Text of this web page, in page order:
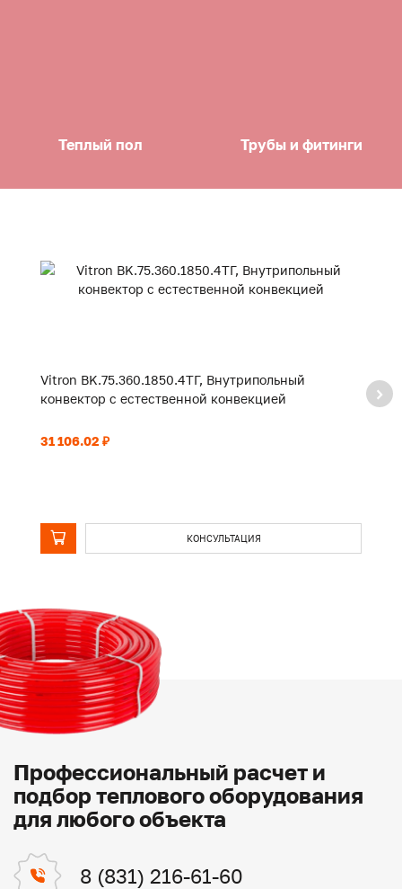
Теплый пол Трубы и фитинги
Vitron BK.75.360.1850.4ТГ, Внутрипольный
конвектор с естественной конвекцией
31 106.02 ₽
КОНСУЛЬТАЦИЯ
Профессиональный расчет и
подбор теплового оборудования
для любого объекта
8 (831) 216-61-60